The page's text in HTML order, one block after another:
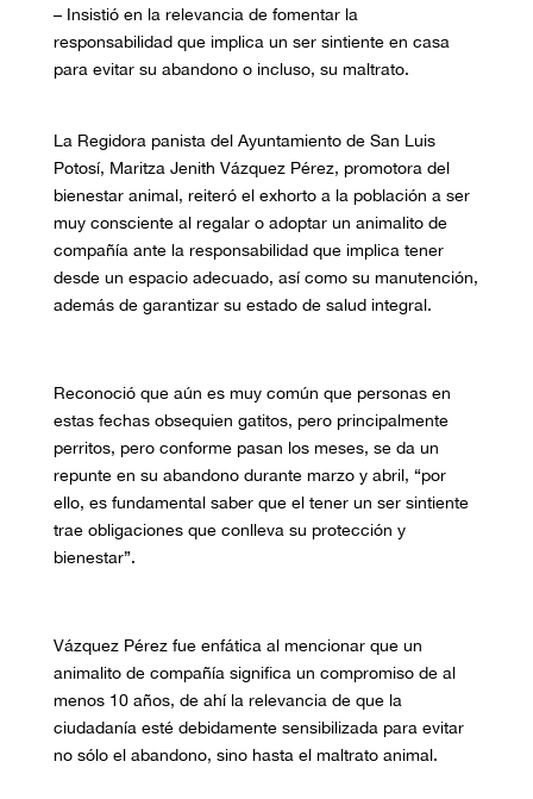
– Insistió en la relevancia de fomentar la
responsabilidad que implica un ser sintiente en casa
para evitar su abandono o incluso, su maltrato.
La Regidora panista del Ayuntamiento de San Luis
Potosí, Maritza Jenith Vázquez Pérez, promotora del
bienestar animal, reiteró el exhorto a la población a ser
muy consciente al regalar o adoptar un animalito de
compañía ante la responsabilidad que implica tener
desde un espacio adecuado, así como su manutención,
además de garantizar su estado de salud integral.
Reconoció que aún es muy común que personas en
estas fechas obsequien gatitos, pero principalmente
perritos, pero conforme pasan los meses, se da un
repunte en su abandono durante marzo y abril, “por
ello, es fundamental saber que el tener un ser sintiente
trae obligaciones que conlleva su protección y
bienestar”.
Vázquez Pérez fue enfática al mencionar que un
animalito de compañía significa un compromiso de al
menos 10 años, de ahí la relevancia de que la
ciudadanía estédebidamente sensibilizada para evitar
no sólo el abandono, sino hasta el maltrato animal.